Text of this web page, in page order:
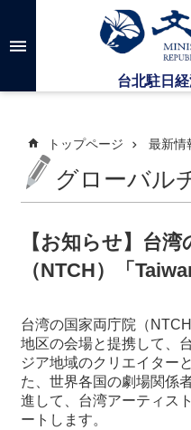
メインのコンテンツブロッ
高
検
台
ー
に
つ
い
て
トップページ 最新情
グローバル
【お知らせ】台
（NTCH）「
台湾の国家両庁院（
地区の会場と提携して、
ジア地域のクリエイター
た、世界各国の劇場関係
進して、台湾アーティス
ートします。